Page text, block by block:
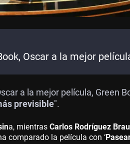
Oscar a la mejor
a la mejor película, Green
previsible".
a, mientras Carlos Rodríguez
comparado la película con ‘